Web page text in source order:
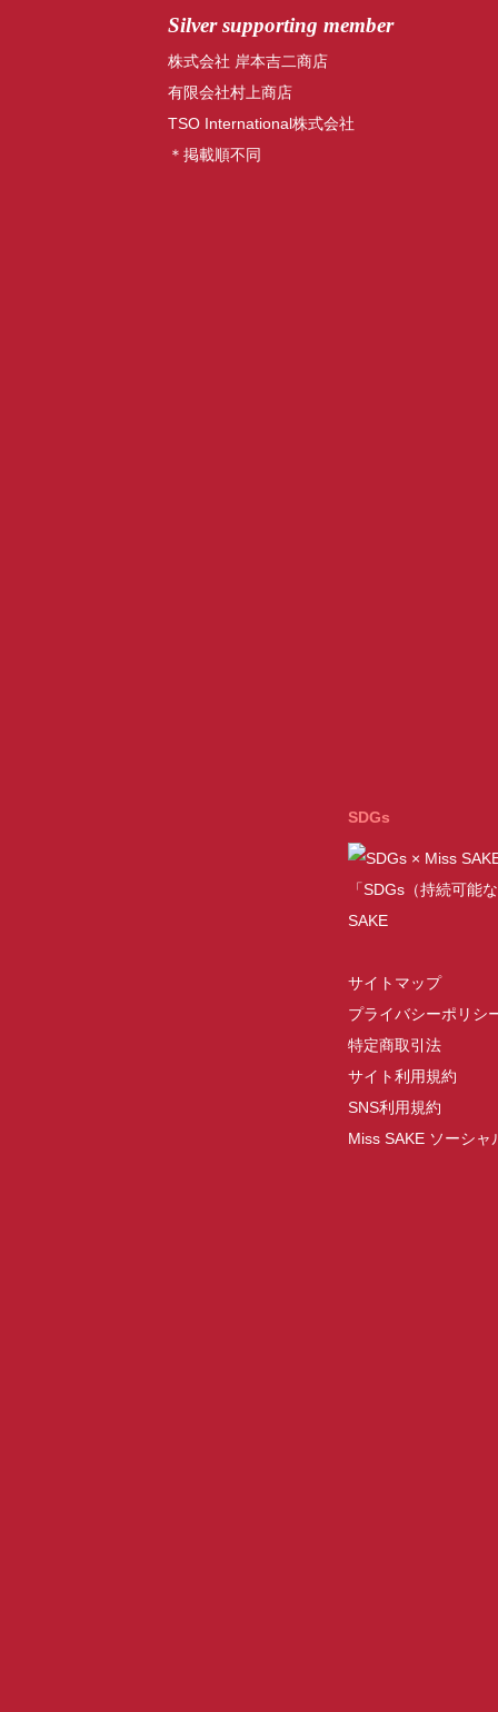
Silver supporting member
株式会社 岸本吉二商店
有限会社村上商店
TSO International株式会社
＊掲載順不同
SDGs
「SDGs（持続可能
SAKE
サイトマップ
プライバシーポリシ
特定商取引法
サイト利用規約
SNS利用規約
Miss SAKE ソーシ